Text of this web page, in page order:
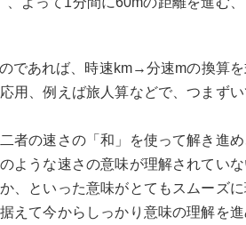
であれば、時速km→分速mの換算
用、例えば旅人算などで、つまずい
者の速さの「和」を使って解き進め
ような速さの意味が理解されていな
、といった意味がとてもスムーズに
えて今からしっかり意味の理解を進